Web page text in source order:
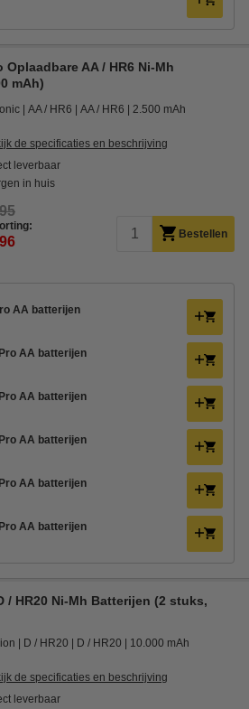
AA / HR6 Ni-Mh
mAh)
AA / HR6 AA / HR6 2.500 mAh
de specificaties en beschrijving
leverbaar
in huis
Bestellen
AA batterijen
AA batterijen
AA batterijen
AA batterijen
AA batterijen
AA batterijen
/ HR20 Ni-Mh Batterijen (2 stuks,
D / HR20 D / HR20 10.000 mAh
de specificaties en beschrijving
leverbaar